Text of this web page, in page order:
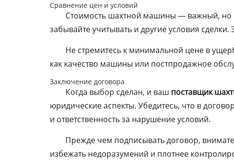
Сравнение цен и условий
Стоимость шахтной машины — важный, но
забывайте учитывать и другие условия
Не стремитесь к минимальной цене в
как качество машины или постпродажное
Заключение договора
Когда выбор сделан, и ваш поставщик
юридические аспекты. Убедитесь, что в
и ответственность за нарушение условий.
Прежде чем подписывать договор,
избежать недоразумений и плотнее